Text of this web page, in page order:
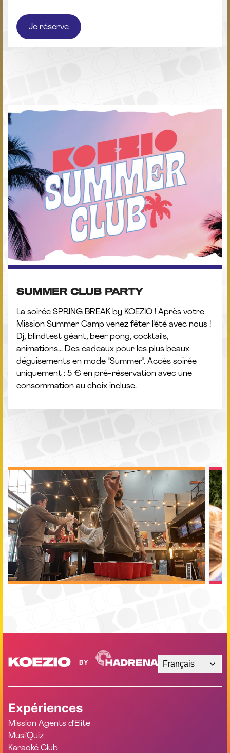
Je réserve
SUMMER CLUB PARTY
La soirée SPRING BREAK by KOEZIO ! Après votre
Mission Summer Camp venez fêter l'été avec nous !
Dj, blindtest géant, beer pong, cocktails,
animations... Des cadeaux pour les plus beaux
déguisements en mode "Summer". Accès soirée
uniquement : 5 € en pré-réservation avec une
consommation au choix incluse.
Français
Expériences
Mission Agents d'Elite
Musi'Quiz
Karaoké Club